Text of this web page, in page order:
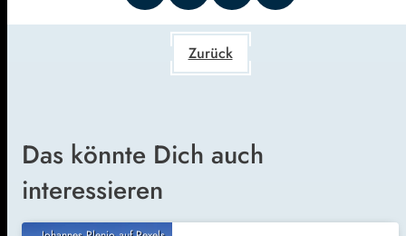
Zurück
Das könnte Dich auch
interessieren